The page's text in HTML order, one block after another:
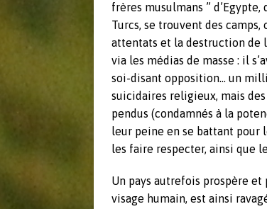
frères musulmans ”
Turcs, se trouvent des
attentats et la destruction de
via les médias de masse : il
soi-disant opposition… un
suicidaires religieux, mais des
pendus (condamnés à la
leur peine en se battant pour
les faire respecter, ainsi que
Un pays autrefois prospère
visage humain, est ainsi